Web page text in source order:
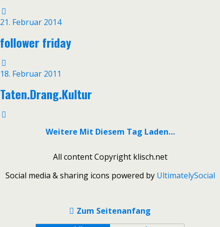
21. Februar 2014
follower friday
18. Februar 2011
Taten.Drang.Kultur
Weitere Mit Diesem Tag Laden…
All content Copyright klisch.net
Social media & sharing icons powered by UltimatelySocial
Zum Seitenanfang